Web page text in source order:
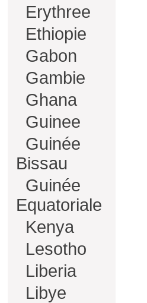
Erythree
Ethiopie
Gabon
Gambie
Ghana
Guinee
Guinée
Bissau
Guinée
Equatoriale
Kenya
Lesotho
Liberia
Libye